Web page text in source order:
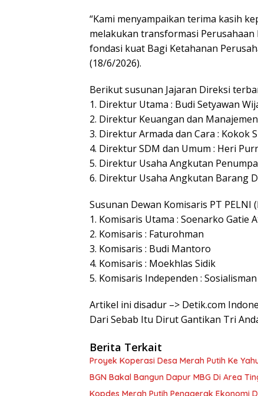
“Kami menyampaikan terima kasih
melakukan transformasi Perusahaan
fondasi kuat Bagi Ketahanan
(18/6/2026).
Berikut susunan Jajaran Direksi
1. Direktur Utama : Budi Setyawan
2. Direktur Keuangan dan
3. Direktur Armada dan Cara : Kokok
4. Direktur SDM dan Umum : Heri
5. Direktur Usaha Angkutan
6. Direktur Usaha Angkutan Barang
Susunan Dewan Komisaris PT PELNI
1. Komisaris Utama : Soenarko Gatie
2. Komisaris : Faturohman
3. Komisaris : Budi Mantoro
4. Komisaris : Moekhlas Sidik
5. Komisaris Independen :
Artikel ini disadur –> Detik.com
Dari Sebab Itu Dirut Gantikan Tri
Berita Terkait
Proyek Koperasi Desa Merah Putih Ke
BGN Bakal Bangun Dapur MBG Di Area
Kopdes Merah Putih Penggerak Ekonomi